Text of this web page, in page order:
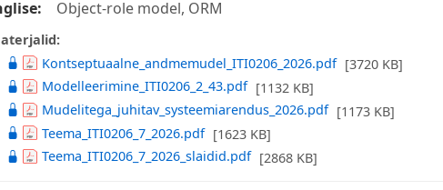
Object-role model, ORM
Kontseptuaalne_andmemudel_ITI0206_2026.pdf [3720 KB]
Modelleerimine_ITI0206_2_43.pdf [1132 KB]
Mudelitega_juhitav_systeemiarendus_2026.pdf [1173 KB]
Teema_ITI0206_7_2026.pdf [1623 KB]
Teema_ITI0206_7_2026_slaidid.pdf [2868 KB]